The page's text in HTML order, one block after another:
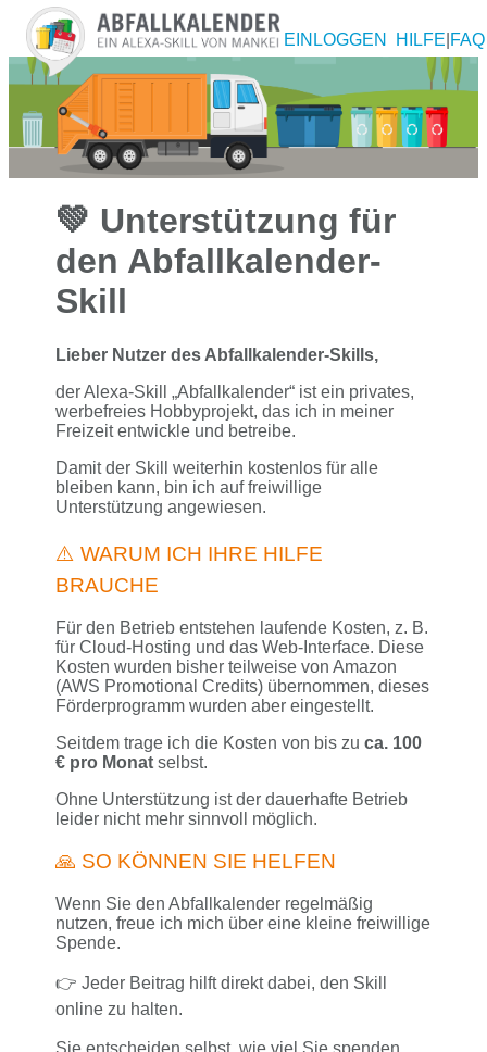
EINLOGGEN HILFE FAQ
💚 Unterstützung für
den Abfallkalender-
Skill
Lieber Nutzer des Abfallkalender-Skills,
der Alexa-Skill „Abfallkalender“ ist ein privates,
werbefreies Hobbyprojekt, das ich in meiner
Freizeit entwickle und betreibe.
Damit der Skill weiterhin kostenlos für alle
bleiben kann, bin ich auf freiwillige
Unterstützung angewiesen.
⚠️ WARUM ICH IHRE HILFE
BRAUCHE
Für den Betrieb entstehen laufende Kosten, z. B.
für Cloud-Hosting und das Web-Interface. Diese
Kosten wurden bisher teilweise von Amazon
(AWS Promotional Credits) übernommen, dieses
Förderprogramm wurden aber eingestellt.
Seitdem trage ich die Kosten von bis zuca. 100
€ pro Monat selbst.
Ohne Unterstützung ist der dauerhafte Betrieb
leider nicht mehr sinnvoll möglich.
🙏 SO KÖNNEN SIE HELFEN
Wenn Sie den Abfallkalender regelmäßig
nutzen, freue ich mich über eine kleine freiwillige
Spende.
👉 Jeder Beitrag hilft direkt dabei, den Skill
online zu halten.